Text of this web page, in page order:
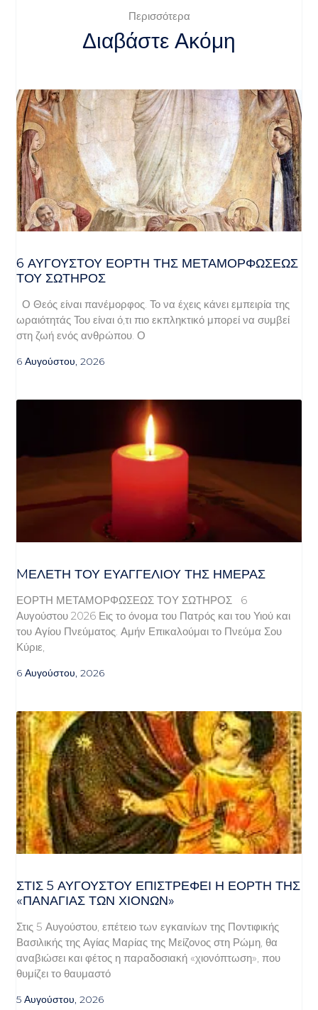
Περισσότερα
Διαβάστε Ακόμη
6 ΑΥΓΟΥΣΤΟΥ ΕΟΡΤΗ ΤΗΣ ΜΕΤΑΜΟΡΦΩΣΕΩΣ
ΤΟΥ ΣΩΤΗΡΟΣ
Ο Θεός είναι πανέμορφος. Το να έχεις κάνει εμπειρία της
ωραιότητάς Του είναι ό,τι πιο εκπληκτικό μπορεί να συμβεί
στη ζωή ενός ανθρώπου. Ο
6 Αυγούστου, 2026
MΕΛΈΤΗ ΤΟΥ ΕΥΑΓΓΕΛΊΟΥ ΤΗΣ ΗΜΈΡΑΣ
ΕΟΡΤΗ ΜΕΤΑΜΟΡΦΩΣΕΩΣ ΤΟΥ ΣΩΤΗΡΟΣ 6
Αυγούστου 2026 Εις το όνομα του Πατρός και του Υιού και
του Αγίου Πνεύματος. Αμήν Επικαλούμαι το Πνεύμα Σου
Κύριε,
6 Αυγούστου, 2026
ΣΤΙΣ 5 ΑΥΓΟΎΣΤΟΥ ΕΠΙΣΤΡΈΦΕΙ Η ΕΟΡΤΉ ΤΗΣ
«ΠΑΝΑΓΊΑΣ ΤΩΝ ΧΙΌΝΩΝ»
Στις 5 Αυγούστου, επέτειο των εγκαινίων της Ποντιφικής
Βασιλικής της Αγίας Μαρίας της Μείζονος στη Ρώμη, θα
αναβιώσει και φέτος η παραδοσιακή «χιονόπτωση», που
θυμίζει το θαυμαστό
5 Αυγούστου, 2026